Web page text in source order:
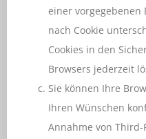
einer vorgegebenen
nach Cookie
Cookies in den
Browsers jederzeit
Sie können Ihre
Ihren Wünschen
Annahme von Third-